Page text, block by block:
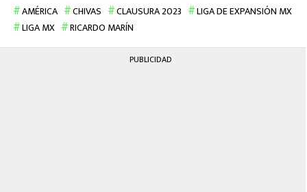
AMÉRICA CHIVAS CLAUSURA 2023
LIGA DE EXPANSIÓN MX
LIGA MX
RICARDO MARÍN
PUBLICIDAD